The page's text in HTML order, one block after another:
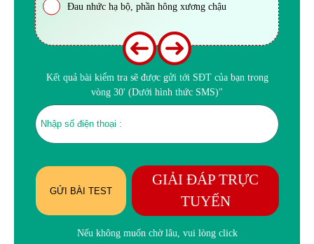
Đau nhức hạ bộ, phần hông xương chậu
Kết quả bài kiểm tra sẽ được gửi tới SĐT của bạn trong
vòng 30' (Dưới hình thức SMS)"
GỬI BÀI TEST
GIẢI ĐÁP TRỰC
TUYẾN
Nếu không muốn chờ lâu, vui lòng click